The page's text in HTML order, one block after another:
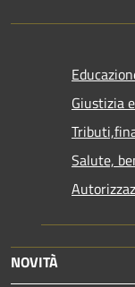
Giustizia
Salute,
NOVITÀ